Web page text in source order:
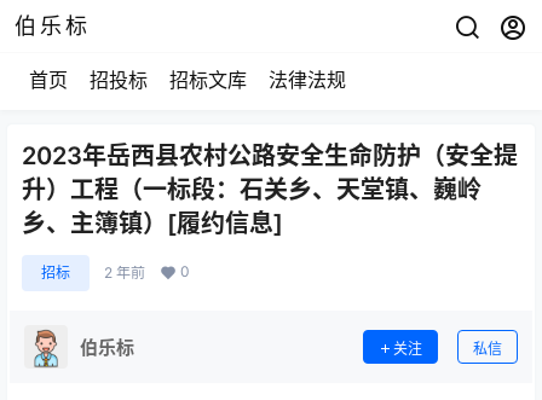
伯乐标
首页 招投标 招标文库 法律法规
2023年岳西县农村公路安全生命防护（安全提
升）工程（一标段：石关乡、天堂镇、巍岭
乡、主簿镇）[履约信息]
招标 2 年前 0
伯乐标 关注 私信